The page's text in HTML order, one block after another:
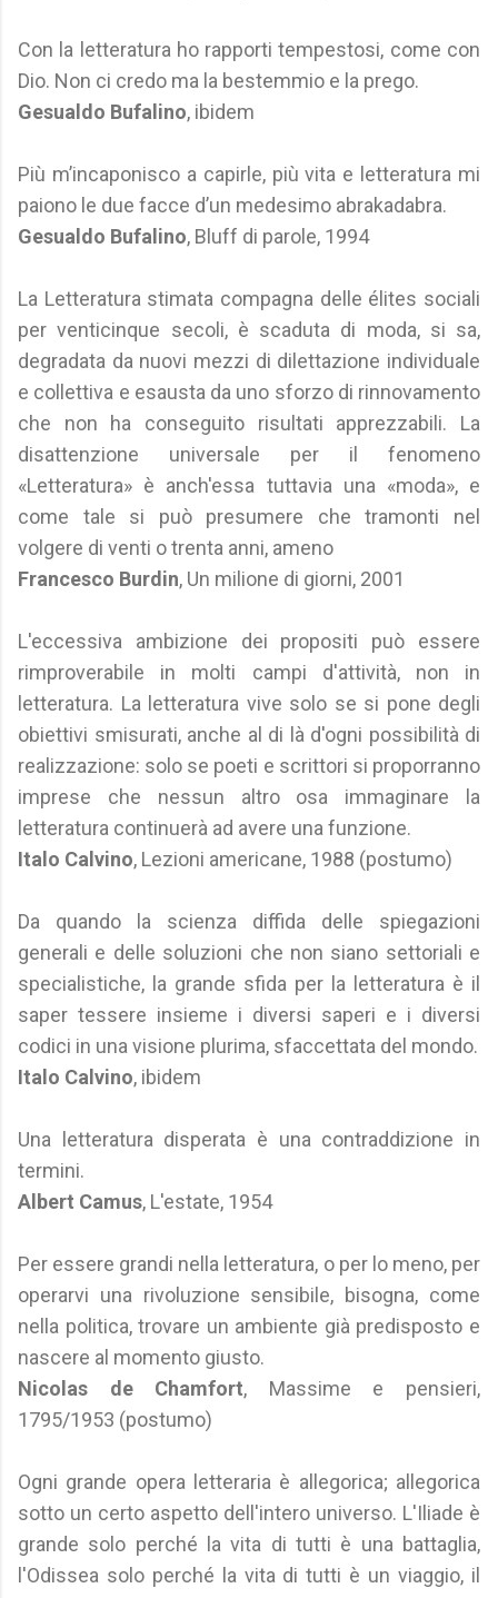
Con la letteratura ho rapporti tempestosi, come con
Dio. Non ci credo ma la bestemmio e la prego.
Gesualdo Bufalino, ibidem
Più m’incaponisco a capirle, più vita e letteratura mi
paiono le due facce d’un medesimo abrakadabra.
Gesualdo Bufalino, Bluff di parole, 1994
La Letteratura stimata compagna delle élites sociali
per venticinque secoli, è scaduta di moda, si sa,
degradata da nuovi mezzi di dilettazione individuale
e collettiva e esausta da uno sforzo di rinnovamento
che non ha conseguito risultati apprezzabili. La
disattenzione universale per il fenomeno
«Letteratura» è anch'essa tuttavia una «moda», e
come tale si può presumere che tramonti nel
volgere di venti o trenta anni, ameno
Francesco Burdin, Un milione di giorni, 2001
L'eccessiva ambizione dei propositi può essere
rimproverabile in molti campi d'attività, non in
letteratura. La letteratura vive solo se si pone degli
obiettivi smisurati, anche al di là d'ogni possibilità di
realizzazione: solo se poeti e scrittori si proporranno
imprese che nessun altro osa immaginare la
letteratura continuerà ad avere una funzione.
Italo Calvino, Lezioni americane, 1988 (postumo)
Da quando la scienza diffida delle spiegazioni
generali e delle soluzioni che non siano settoriali e
specialistiche, la grande sfida per la letteratura è il
saper tessere insieme i diversi saperi e i diversi
codici in una visione plurima, sfaccettata del mondo.
Italo Calvino, ibidem
Una letteratura disperata è una contraddizione in
termini.
Albert Camus, L'estate, 1954
Per essere grandi nella letteratura, o per lo meno, per
operarvi una rivoluzione sensibile, bisogna, come
nella politica, trovare un ambiente già predisposto e
nascere al momento giusto.
Nicolas de Chamfort, Massime e pensieri,
1795/1953 (postumo)
Ogni grande opera letteraria è allegorica; allegorica
sotto un certo aspetto dell'intero universo. L'Iliade è
grande solo perché la vita di tutti è una battaglia,
l'Odissea solo perché la vita di tutti è un viaggio, il